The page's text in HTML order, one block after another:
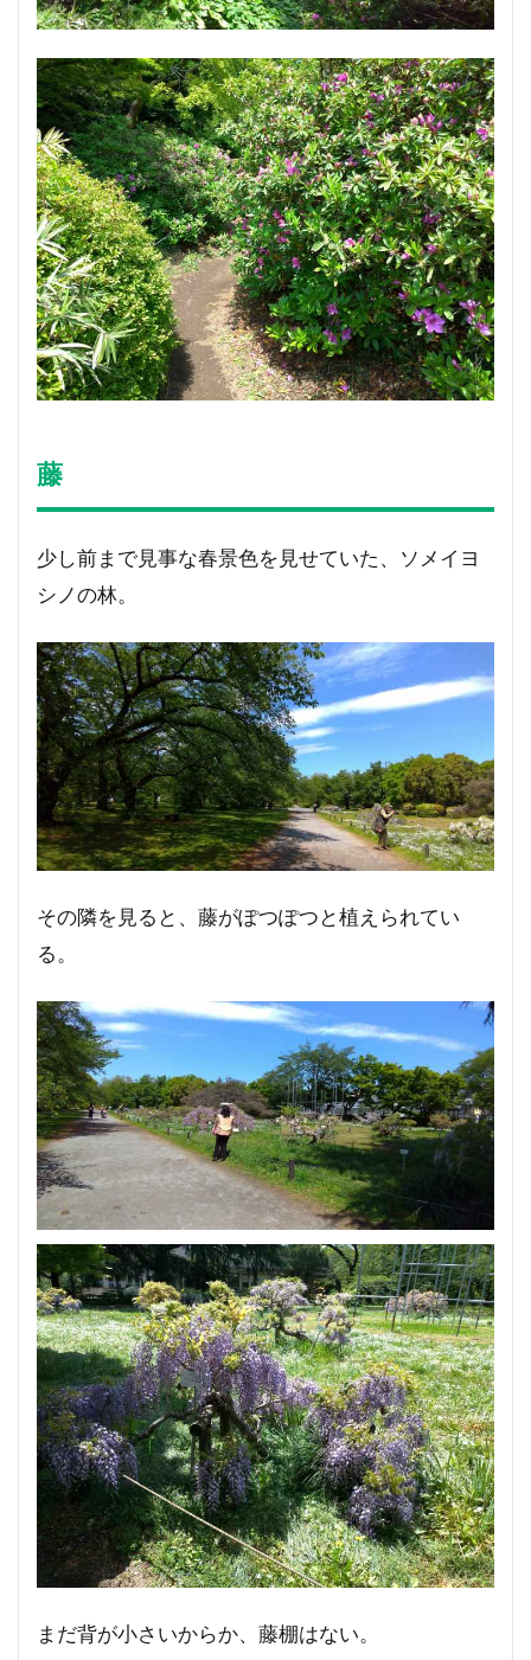
藤
少し前まで見事な春景色を見せていた、ソメイヨ
シノの林。
その隣を見ると、藤がぽつぽつと植えられてい
る。
まだ背が小さいからか、藤棚はない。